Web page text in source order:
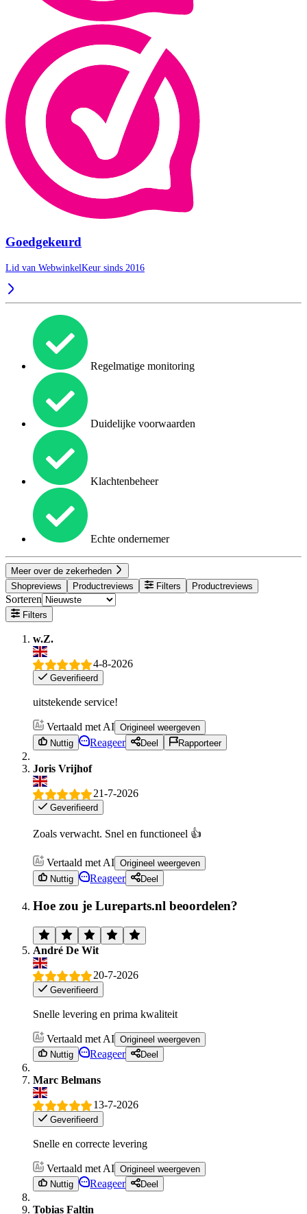
Goedgekeurd
Lid van WebwinkelKeur sinds 2016
Regelmatige monitoring
Duidelijke voorwaarden
Klachtenbeheer
Echte ondernemer
Meer over de zekerheden
Shopreviews
Productreviews Filters Productreviews
Sorteren
Filters
w.Z.
4-8-2026
Geverifieerd
uitstekende service!
Vertaald met AI Origineel weergeven
Nuttig
Reageer Deel Rapporteer
Joris Vrijhof
21-7-2026
Geverifieerd
Zoals verwacht. Snel en functioneel 👍
Vertaald met AI Origineel weergeven
Nuttig
Reageer Deel
Hoe zou je Lureparts.nl beoordelen?
André De Wit
20-7-2026
Geverifieerd
Snelle levering en prima kwaliteit
Vertaald met AI Origineel weergeven
Nuttig
Reageer Deel
Marc Belmans
13-7-2026
Geverifieerd
Snelle en correcte levering
Vertaald met AI Origineel weergeven
Nuttig
Reageer Deel
Tobias Faltin